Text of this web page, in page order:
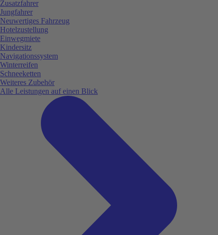
Zusatzfahrer
Jungfahrer
Neuwertiges Fahrzeug
Hotelzustellung
Einwegmiete
Kindersitz
Navigationssystem
Winterreifen
Schneeketten
Weiteres Zubehör
Alle Leistungen auf einen Blick